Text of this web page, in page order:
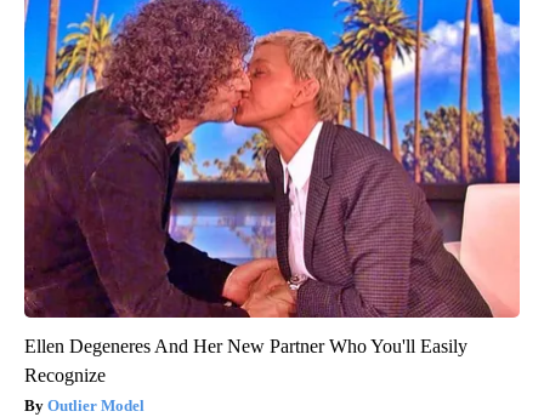
Ellen Degeneres And Her New Partner Who You'll Easily
Recognize
Outlier Model